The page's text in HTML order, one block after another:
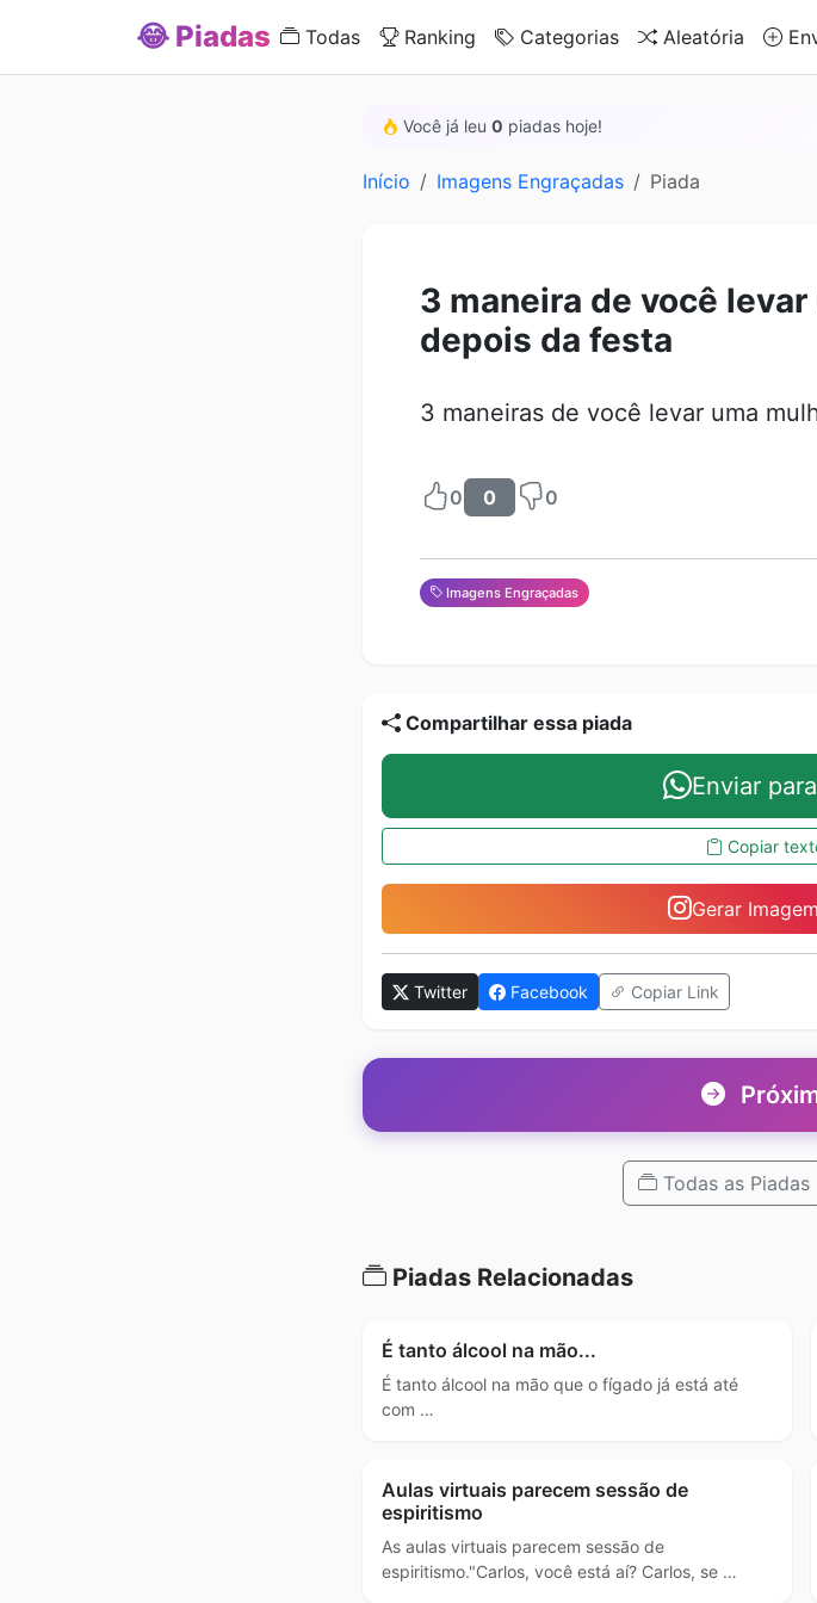
😂 Piadas Todas Ranking Categorias Aleatória
Você já leu 0 piadas hoje!
Início Imagens Engraçadas Piada
3 maneira de você
depois da festa
3 maneiras de você levar uma
0 0 0
Imagens Engraçadas
Compartilhar essa piada
Enviar
Copiar
Gerar
Twitter Facebook Copiar Link
Todas as Piadas
Piadas Relacionadas
É tanto álcool na mão...
É tanto álcool na mão que o fígado já está até
com …
Aulas virtuais parecem sessão de
espiritismo
As aulas virtuais parecem sessão de
espiritismo."Carlos, você está aí? Carlos, se …